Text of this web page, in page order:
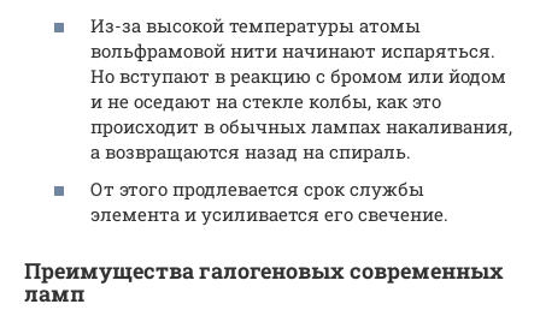
Из-за высокой температуры атомы
вольфрамовой нити начинают испаряться.
Но вступают в реакцию с бромом или йодом
и не оседают на стекле колбы, как это
происходит в обычных лампах накаливания,
а возвращаются назад на спираль.
От этого продлевается срок службы
элемента и усиливается его свечение.
Преимущества галогеновых современных
ламп